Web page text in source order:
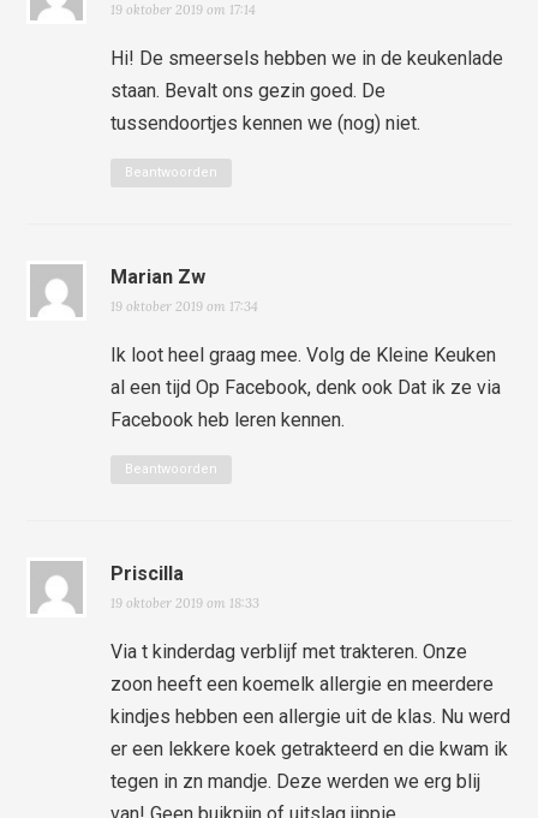
19 oktober 2019 om 17:14
Hi! De smeersels hebben we in de keukenlade
staan. Bevalt ons gezin goed. De
tussendoortjes kennen we (nog) niet.
Beantwoorden
Marian Zw
19 oktober 2019 om 17:34
Ik loot heel graag mee. Volg de Kleine Keuken
al een tijd Op Facebook, denk ook Dat ik ze via
Facebook heb leren kennen.
Beantwoorden
Priscilla
19 oktober 2019 om 18:33
Via t kinderdag verblijf met trakteren. Onze
zoon heeft een koemelk allergie en meerdere
kindjes hebben een allergie uit de klas. Nu werd
er een lekkere koek getrakteerd en die kwam ik
tegen in zn mandje. Deze werden we erg blij